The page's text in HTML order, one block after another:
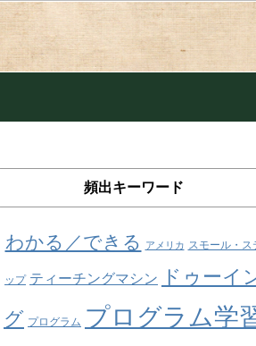
頻出キーワード
わかる／できる アメリカ スモール・ス
ップ ティーチングマシン
ドゥーイ
グ プログラム プログラム学